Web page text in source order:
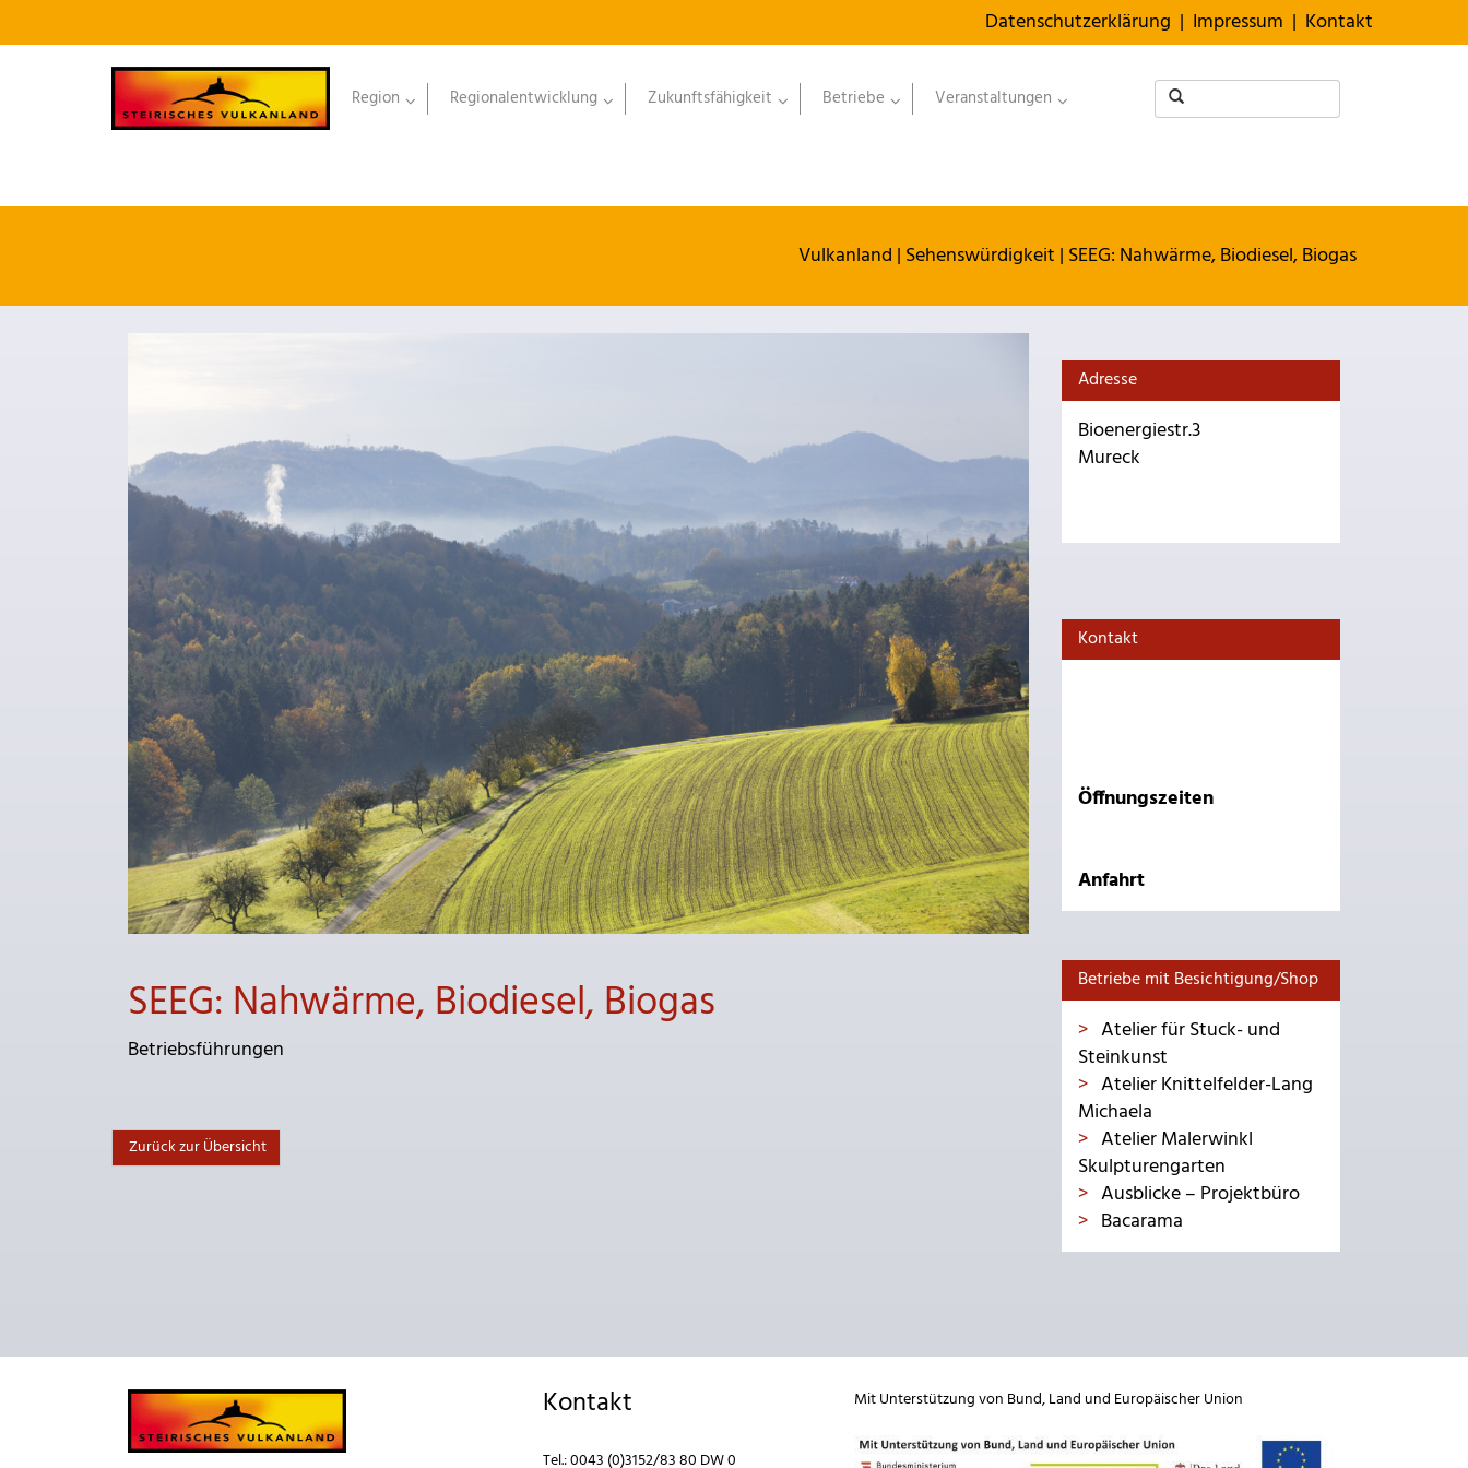
Datenschutzerklärung | Impressum | Kontakt
Region Regionalentwicklung Zukunftsfähigkeit Betriebe Veranstaltungen
Vulkanland | Sehenswürdigkeit | SEEG: Nahwärme, Biodiesel, Biogas
SEEG: Nahwärme, Biodiesel, Biogas
Betriebsführungen
Zurück zur Übersicht
Adresse
Bioenergiestr.3
Mureck
Kontakt
Öffnungszeiten
Anfahrt
Betriebe mit Besichtigung/Shop
Atelier für Stuck- und
Steinkunst
Atelier Knittelfelder-Lang
Michaela
Atelier Malerwinkl
Skulpturengarten
Ausblicke – Projektbüro
Bacarama
Kontakt
Tel.:0043 (0)3152/83 80 DW 0
Mit Unterstützung von Bund,Land und Europäischer Union